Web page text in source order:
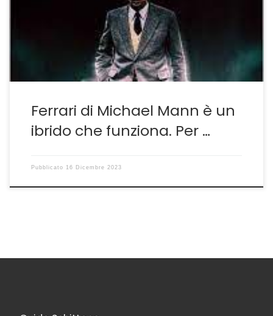
corse e dintorni, soprattutto degli ultimi prodotti con in
testa il sopravvalutato Ford versus Ferrari di James
Mangold–Più che dignitosi i cow boys Bale&Damon ma
Ferrari di Michael Mann è un
ibrido che funziona. Per …
Pubblicato 16 Dicembre 2023